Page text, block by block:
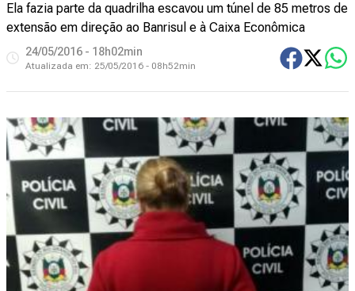
Ela fazia parte da quadrilha escavou um túnel de 85 metros de
extensão em direção ao Banrisul e à Caixa Econômica
24/05/2016 - 18h02min
Atualizada em: 25/05/2016 - 08h52min